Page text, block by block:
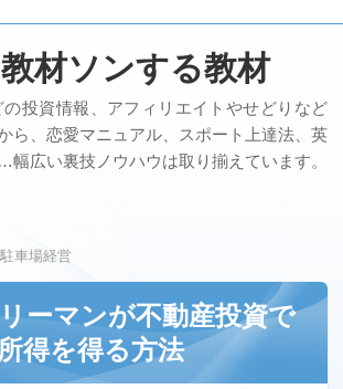
材ソンする教材
投資情報、アフィリエイトやせどりなど
ら、恋愛マニュアル、スポート上達法、英
広い裏技ノウハウは取り揃えています。
車場経営
ーマンが不動産投資で
得を得る方法